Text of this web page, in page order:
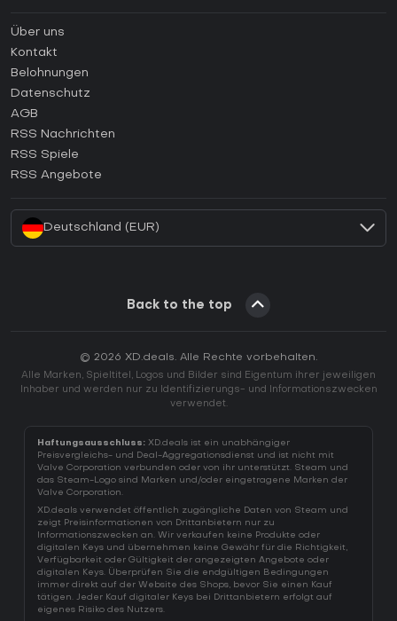
Anleitungen
Wie aktiviert man einen Steam CD Key?
Wie aktiviert man einen Epic Games CD Key?
Wie aktiviert man einen GOG CD Key?
Wie aktiviert man einen Ubisoft Connect CD Key?
Über uns
Kontakt
Belohnungen
Datenschutz
AGB
RSS Nachrichten
RSS Spiele
RSS Angebote
Deutschland (EUR)
Back to the top
© 2026 XD.deals. Alle Rechte vorbehalten.
Alle Marken, Spieltitel, Logos und Bilder sind Eigentum ihrer jeweiligen
Inhaber und werden nur zu Identifizierungs- und Informationszwecken
verwendet.
Haftungsausschluss: XD.deals ist ein unabhängiger
Preisvergleichs- und Deal-Aggregationsdienst und ist nicht mit
Valve Corporation verbunden oder von ihr unterstützt. Steam und
das Steam-Logo sind Marken und/oder eingetragene Marken der
Valve Corporation.
XD.deals verwendet öffentlich zugängliche Daten von Steam und
zeigt Preisinformationen von Drittanbietern nur zu
Informationszwecken an. Wir verkaufen keine Produkte oder
digitalen Keys und übernehmen keine Gewähr für die Richtigkeit,
Verfügbarkeit oder Gültigkeit der angezeigten Angebote oder
digitalen Keys. Überprüfen Sie die endgültigen Bedingungen
immer direkt auf der Website des Shops, bevor Sie einen Kauf
tätigen. Jeder Kauf digitaler Keys bei Drittanbietern erfolgt auf
eigenes Risiko des Nutzers.